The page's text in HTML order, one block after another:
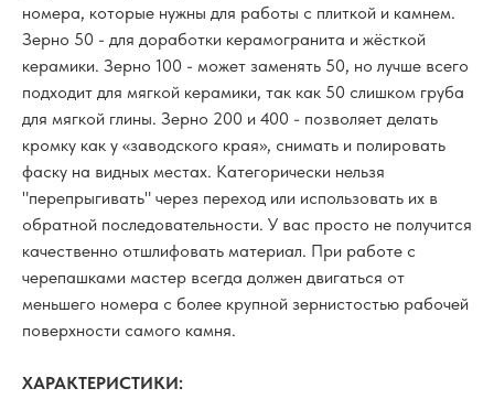
номера, которые нужны для работы с плиткой и камнем.
Зерно 50 - для доработки керамогранита и жёсткой
керамики. Зерно 100 - может заменять 50, но лучше всего
подходит для мягкой керамики, так как 50 слишком груба
для мягкой глины. Зерно 200 и 400 - позволяет делать
кромку как у «заводского края», снимать и полировать
фаску на видных местах. Категорически нельзя
"перепрыгивать" через переход или использовать их в
обратной последовательности. У вас просто не получится
качественно отшлифовать материал. При работе с
черепашками мастер всегда должен двигаться от
меньшего номера с более крупной зернистостью рабочей
поверхности самого камня.
ХАРАКТЕРИСТИКИ: